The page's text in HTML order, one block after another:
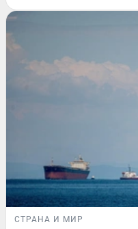
СТРАНА И МИР